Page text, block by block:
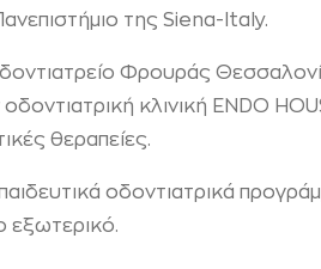
της Siena-Italy.
Φρουράς
κλινική ENDO
θεραπείες.
οδοντιατρικά
εξωτερικό.